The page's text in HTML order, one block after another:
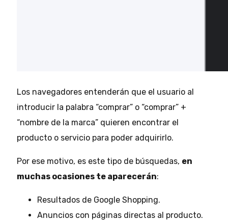
Los navegadores entenderán que el usuario al
introducir la palabra “comprar” o “comprar” +
“nombre de la marca” quieren encontrar el
producto o servicio para poder adquirirlo.
Por ese motivo, es este tipo de búsquedas, en
muchas ocasiones te aparecerán:
Resultados de Google Shopping.
Anuncios con páginas directas al producto.